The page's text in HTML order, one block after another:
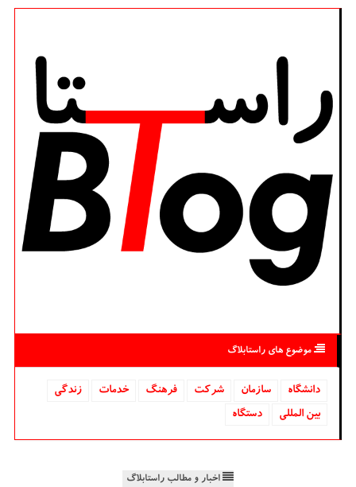
موضوع های راستابلاگ
دانشگاه‌ سازمان شركت فرهنگ خدمات
زندگی
بین المللی
دستگاه
اخبار و مطالب راستابلاگ